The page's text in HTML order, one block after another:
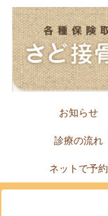
お知らせ
診療の流れ
ネットで予約